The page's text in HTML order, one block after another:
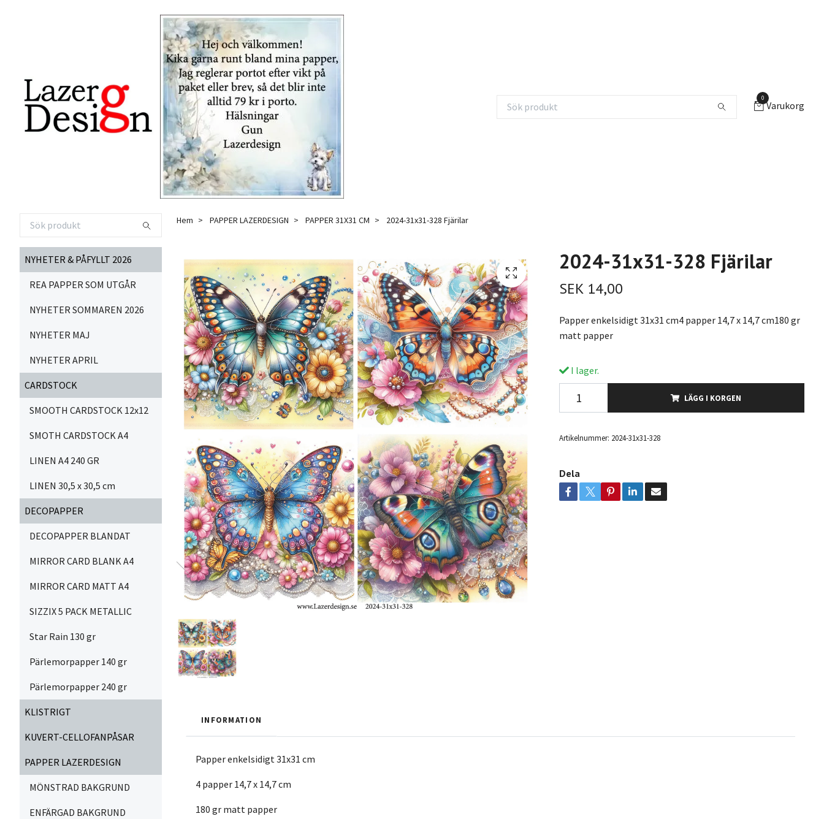
0
Varukorg
NYHETER & PÅFYLLT 2026
REA PAPPER SOM UTGÅR
NYHETER SOMMAREN 2026
NYHETER MAJ
NYHETER APRIL
CARDSTOCK
SMOOTH CARDSTOCK 12x12
SMOTH CARDSTOCK A4
LINEN A4 240 GR
LINEN 30,5 x 30,5 cm
DECOPAPPER
DECOPAPPER BLANDAT
MIRROR CARD BLANK A4
MIRROR CARD MATT A4
SIZZIX 5 PACK METALLIC
Star Rain 130 gr
Pärlemorpapper 140 gr
Pärlemorpapper 240 gr
KLISTRIGT
KUVERT-CELLOFANPÅSAR
PAPPER LAZERDESIGN
MÖNSTRAD BAKGRUND
ENFÄRGAD BAKGRUND
Hem PAPPER LAZERDESIGN PAPPER 31X31 CM 2024-31x31-328 Fjärilar
2024-31x31-328 Fjärilar
SEK 14,00
Papper enkelsidigt 31x31 cm4 papper 14,7 x 14,7 cm180 gr
matt papper
I lager.
LÄGG I KORGEN
Artikelnummer: 2024-31x31-328
Dela
INFORMATION
Papper enkelsidigt 31x31 cm
4 papper 14,7 x 14,7 cm
180 gr matt papper